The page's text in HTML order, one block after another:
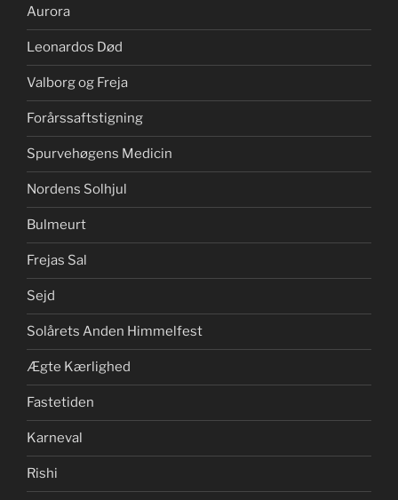
Aurora
Leonardos Død
Valborg og Freja
Forårssaftstigning
Spurvehøgens Medicin
Nordens Solhjul
Bulmeurt
Frejas Sal
Sejd
Solårets Anden Himmelfest
Ægte Kærlighed
Fastetiden
Karneval
Rishi